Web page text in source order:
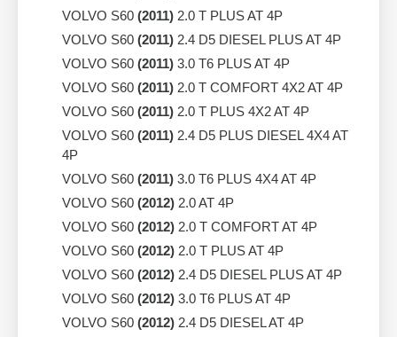
VOLVO S60 (2011) 2.0 T PLUS AT 4P
VOLVO S60 (2011) 2.4 D5 DIESEL PLUS AT 4P
VOLVO S60 (2011) 3.0 T6 PLUS AT 4P
VOLVO S60 (2011) 2.0 T COMFORT 4X2 AT 4P
VOLVO S60 (2011) 2.0 T PLUS 4X2 AT 4P
VOLVO S60 (2011) 2.4 D5 PLUS DIESEL 4X4 AT
4P
VOLVO S60 (2011) 3.0 T6 PLUS 4X4 AT 4P
VOLVO S60 (2012) 2.0 AT 4P
VOLVO S60 (2012) 2.0 T COMFORT AT 4P
VOLVO S60 (2012) 2.0 T PLUS AT 4P
VOLVO S60 (2012) 2.4 D5 DIESEL PLUS AT 4P
VOLVO S60 (2012) 3.0 T6 PLUS AT 4P
VOLVO S60 (2012) 2.4 D5 DIESEL AT 4P